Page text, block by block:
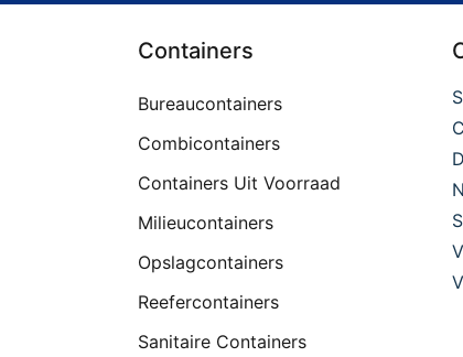
Containers
Bureaucontainers
Combicontainers
Containers Uit Voorraad
Milieucontainers
Opslagcontainers
Reefercontainers
Sanitaire Containers